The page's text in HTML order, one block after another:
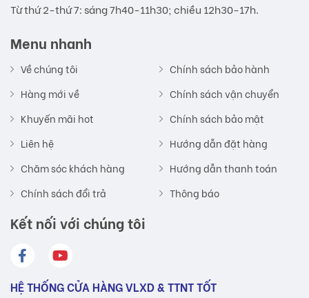
Từ thứ 2-thứ 7: sáng 7h40-11h30; chiều 12h30-17h.
Menu nhanh
Về chúng tôi
Hàng mới về
Khuyến mãi hot
Liên hệ
Chăm sóc khách hàng
Chính sách đổi trả
Chính sách bảo hành
Chính sách vận chuyển
Chính sách bảo mật
Hướng dẫn đặt hàng
Hướng dẫn thanh toán
Thông báo
Kết nối với chúng tôi
HỆ THỐNG CỬA HÀNG VLXD & TTNT TỐT